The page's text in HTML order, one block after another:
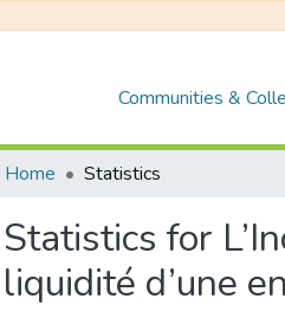
Communities &
Home Statistics
Statistics for
liquidité d’une